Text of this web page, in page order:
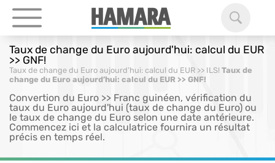
Taux de change du Euro aujourd'hui: calcul du EUR
>> GNF!
Taux de change du Euro aujourd’hui: calcul du EUR >> ILS! Taux de
change du Euro aujourd’hui: calcul du EUR >> GNF!
Convertion du Euro >> Franc guinéen, vérification du
taux du Euro aujourd'hui (taux de change du Euro) ou
le taux de change du Euro selon une date antérieure.
Commencez ici et la calculatrice fournira un résultat
précis en temps réel.